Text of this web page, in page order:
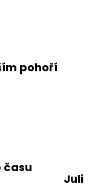
pohoří
času